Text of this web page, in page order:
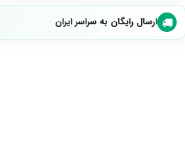
ارسال رایگان به سراسر ایران